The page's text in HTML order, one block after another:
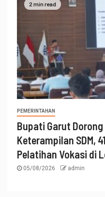
2 min read
PEMERINTAHAN
Bupati Garut
Keterampilan SDM,
Pelatihan Vokasi di
05/08/2026 admin